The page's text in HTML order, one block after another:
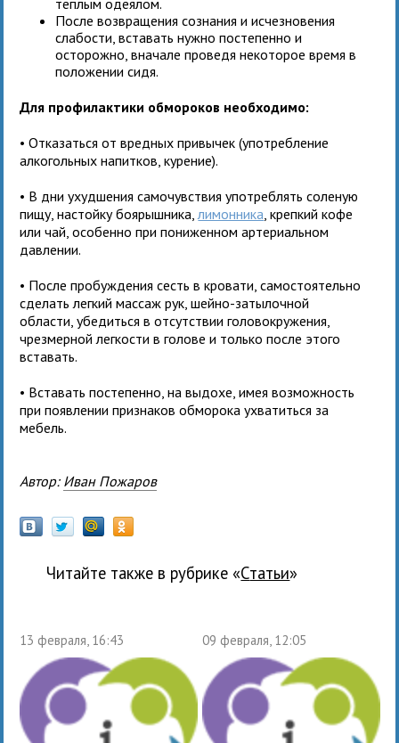
После возвращения сознания и исчезновения
слабости, вставать нужно постепенно и
осторожно, вначале проведя некоторое время в
положении сидя.
Для профилактики обмороков необходимо:
• Отказаться от вредных привычек (употребление
алкогольных напитков, курение).
• В дни ухудшения самочувствия употреблять соленую
пищу, настойку боярышника,лимонника , крепкий кофе
или чай, особенно при пониженном артериальном
давлении.
• После пробуждения сесть в кровати, самостоятельно
сделать легкий массаж рук, шейно-затылочной
области, убедиться в отсутствии головокружения,
чрезмерной легкости в голове и только после этого
вставать.
• Вставать постепенно, на выдохе, имея возможность
при появлении признаков обморока ухватиться за
мебель.
Автор: Иван Пожаров
Читайте также в рубрике « Статьи»
13 февраля, 16:43 09 февраля, 12:05